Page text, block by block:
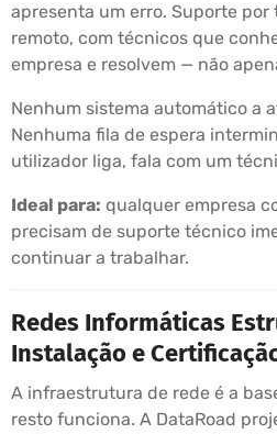
apresenta um erro. Suporte por
remoto, com técnicos que
empresa e resolvem — não
Nenhum sistema automático a
Nenhuma fila de espera
utilizador liga, fala com um
Ideal para: qualquer empresa
precisam de suporte técnico
continuar a trabalhar.
Redes Informáticas
Instalação e
A infraestrutura de rede é a
resto funciona. A DataRoad